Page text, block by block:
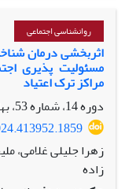
گرفت. جامعه
تحت علائم پیش
گیری هدفمند
پرسشنامه
اجتماعی بودند.
روانی- اجتماعی
بهزیستی
روانشناسی اجتماعی
اثربخشی درمان
مسئولیت پذیری
مراکز ترک اعتیاد
دوره 14، شماره 53، بهار 1403، صفحه
زهرا جلیلی
زاده